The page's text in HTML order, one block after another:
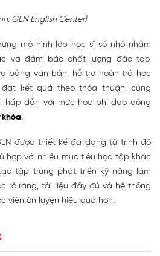
GLN English Center)
mô hình lớp học sĩ số nhỏ nhằm
và đảm bảo chất lượng đào tạo.
bằng văn bản, hỗ trợ hoàn trả học
kết quả theo thỏa thuận, cùng
hấp dẫn với mức học phí dao động
.
được thiết kế đa dạng từ trình độ
hợp với nhiều mục tiêu học tập khác
tập trung phát triển kỹ năng làm
rõ ràng, tài liệu đầy đủ và hệ thống
viên ôn luyện hiệu quả hơn.